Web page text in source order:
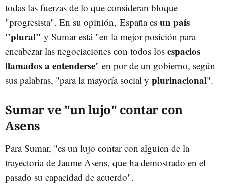
todas las fuerzas de lo que consideran bloque
"progresista". En su opinión, España es un país
"plural" y Sumar está "en la mejor posición para
encabezar las negociaciones con todos los espacios
llamados a entenderse" en por de un gobierno, según
sus palabras, "para la mayoría social y plurinacional".
Sumar ve "un lujo" contar con
Asens
Para Sumar, "es un lujo contar con alguien de la
trayectoria de Jaume Asens, que ha demostrado en el
pasado su capacidad de acuerdo".